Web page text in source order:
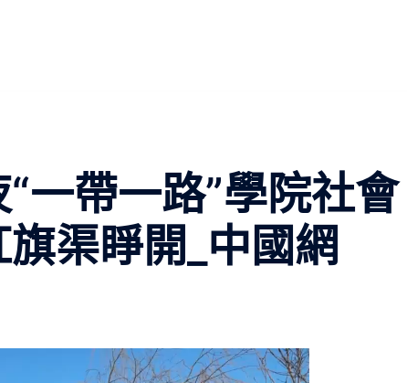
一帶一路”學院社會
渠睜開_中國網